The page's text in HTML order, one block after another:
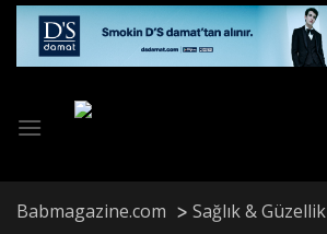
Skip
content
Babmagazine.com
Sağlık & Güzellik